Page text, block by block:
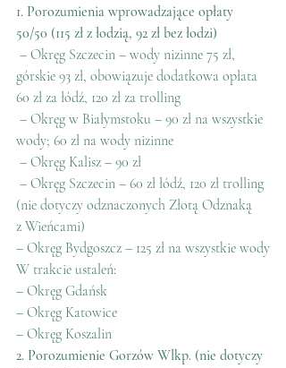
1. Porozumienia wprowadzające opłaty
50/50 (115 zł z łodzią, 92 zł bez łodzi)
górskie 93 zł, obowiązuje dodatkowa opłata
60 zł za łódź, 120 zł za trolling
wody; 60 zł na wody nizinne
– Okręg Kalisz – 90 zł
(nie dotyczy odznaczonych Złotą Odznaką
z Wieńcami)
– Okręg Bydgoszcz – 125 zł na wszystkie wody
W trakcie ustaleń:
– Okręg Gdańsk
– Okręg Katowice
– Okręg Koszalin
2. Porozumienie Gorzów Wlkp. (nie dotyczy